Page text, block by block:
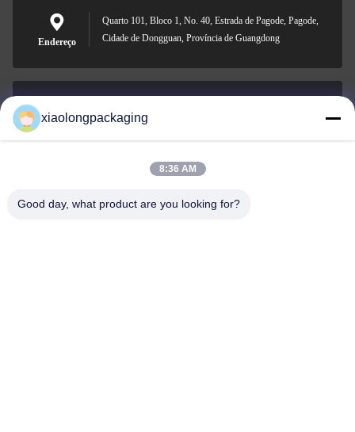
Endereço
Quarto 101, Bloco 1, No. 40, Estrada de Pagode, Pagode,
Cidade de Dongguan, Província de Guangdong
Tina@xiaolongpackaging.com
0086-15322891631
xiaolongpackaging
8:36 AM
Good day, what product are you looking for?